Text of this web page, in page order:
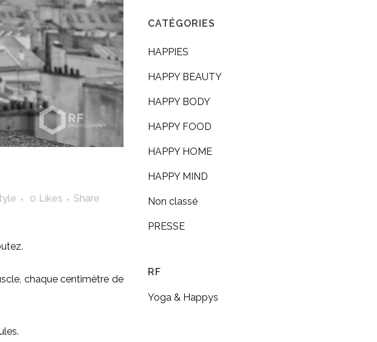
0 Likes Share
chaque centimètre de
CATÉGORIES
HAPPIES
HAPPY BEAUTY
HAPPY BODY
HAPPY FOOD
HAPPY HOME
HAPPY MIND
Non classé
PRESSE
RF
Yoga & Happys